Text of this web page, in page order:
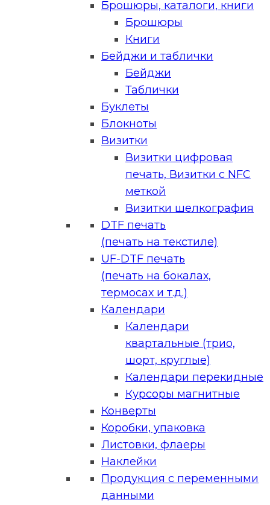
Брошюры, каталоги, книги
Брошюры
Книги
Бейджи и таблички
Бейджи
Таблички
Буклеты
Блокноты
Визитки
Визитки цифровая
печать, Визитки с NFC
меткой
Визитки шелкография
DTF печать
(печать на текстиле)
UF-DTF печать
(печать на бокалах,
термосах и т.д.)
Календари
Календари
квартальные (трио,
шорт, круглые)
Календари перекидные
Курсоры магнитные
Конверты
Коробки, упаковка
Листовки, флаеры
Наклейки
Продукция с переменными
данными